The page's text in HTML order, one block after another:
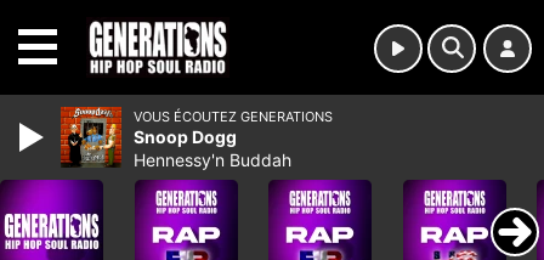
VOUS ÉCOUTEZ GENERATIONS
Snoop Dogg
Hennessy'n Buddah